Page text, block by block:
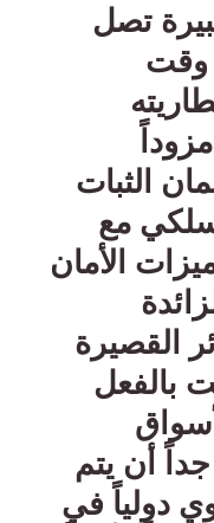
تصل
وقت
الثبات
مع
الأمان
القصيرة
بالفعل
جداً أن يتم
دولياً في